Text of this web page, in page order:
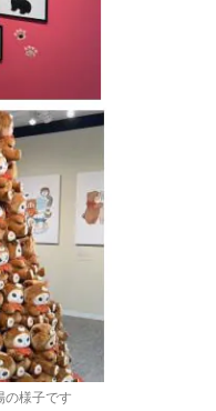
の様子です